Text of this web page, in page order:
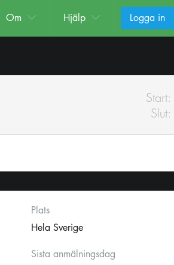
Om Hjälp Logga in
Start:
Slut:
Plats
Hela Sverige
Sista anmälningsdag